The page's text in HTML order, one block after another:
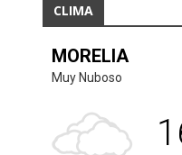
CLIMA
MORELIA
Muy Nuboso